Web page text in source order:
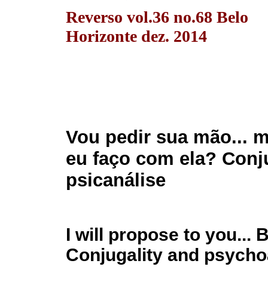
Reverso vol.36 no.68 Belo
Horizonte dez. 2014
Vou pedir sua mão...
eu faço com ela?
psicanálise
I will propose to you...
Conjugality and